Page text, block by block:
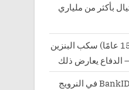
بأكثر من ملياري
الشرطة ترى أن الفتى (15 عامًا) سكب البنزين
الدفاع يعارض ذلك
تغييرات كبيرة في نظام BankID في النرويج